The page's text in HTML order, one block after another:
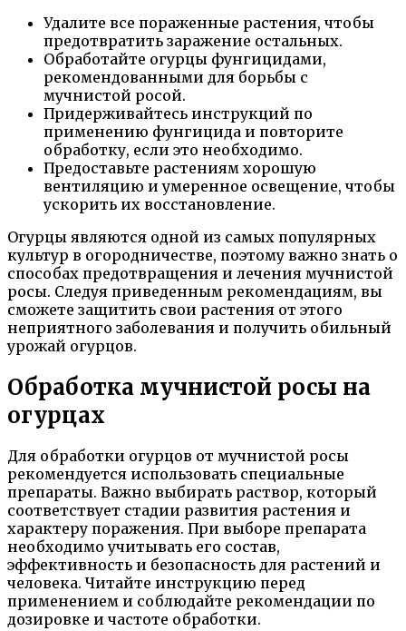
Удалите все пораженные растения, чтобы
предотвратить заражение остальных.
Обработайте огурцы фунгицидами,
рекомендованными для борьбы с
мучнистой росой.
Придерживайтесь инструкций по
применению фунгицида и повторите
обработку, если это необходимо.
Предоставьте растениям хорошую
вентиляцию и умеренное освещение, чтобы
ускорить их восстановление.
Огурцы являются одной из самых популярных
культур в огородничестве, поэтому важно знать о
способах предотвращения и лечения мучнистой
росы. Следуя приведенным рекомендациям, вы
сможете защитить свои растения от этого
неприятного заболевания и получить обильный
урожай огурцов.
Обработка мучнистой росы на
огурцах
Для обработки огурцов от мучнистой росы
рекомендуется использовать специальные
препараты. Важно выбирать раствор, который
соответствует стадии развития растения и
характеру поражения. При выборе препарата
необходимо учитывать его состав,
эффективность и безопасность для растений и
человека. Читайте инструкцию перед
применением и соблюдайте рекомендации по
дозировке и частоте обработки.